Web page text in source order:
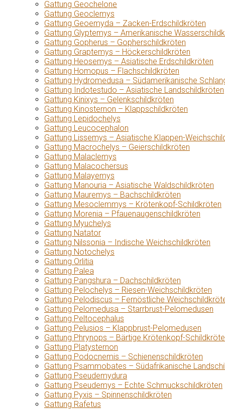
Gattung Geochelone
Gattung Geoclemys
Gattung Geoemyda – Zacken-Erdschildkröten
Gattung Glyptemys – Amerikanische
Gattung Gopherus – Gopherschildkröten
Gattung Graptemys – Höckerschildkröten
Gattung Heosemys – Asiatische Erdschildkröten
Gattung Homopus – Flachschildkröten
Gattung Hydromedusa – Südamerikanische
Gattung Indotestudo – Asiatische Landschildkröten
Gattung Kinixys – Gelenkschildkröten
Gattung Kinosternon – Klappschildkröten
Gattung Lepidochelys
Gattung Leucocephalon
Gattung Lissemys – Asiatische Klappen-
Gattung Macrochelys – Geierschildkröten
Gattung Malaclemys
Gattung Malacochersus
Gattung Malayemys
Gattung Manouria – Asiatische Waldschildkröten
Gattung Mauremys – Bachschildkröten
Gattung Mesoclemmys – Krötenkopf-Schildkröten
Gattung Morenia – Pfauenaugenschildkröten
Gattung Myuchelys
Gattung Natator
Gattung Nilssonia – Indische Weichschildkröten
Gattung Notochelys
Gattung Orlitia
Gattung Palea
Gattung Pangshura – Dachschildkröten
Gattung Pelochelys – Riesen-Weichschildkröten
Gattung Pelodiscus – Fernöstliche
Gattung Pelomedusa – Starrbrust-Pelomedusen
Gattung Peltocephalus
Gattung Pelusios – Klappbrust-Pelomedusen
Gattung Phrynops – Bärtige Krötenkopf-
Gattung Platysternon
Gattung Podocnemis – Schienenschildkröten
Gattung Psammobates – Südafrikanische
Gattung Pseudemydura
Gattung Pseudemys – Echte Schmuckschildkröten
Gattung Pyxis – Spinnenschildkröten
Gattung Rafetus